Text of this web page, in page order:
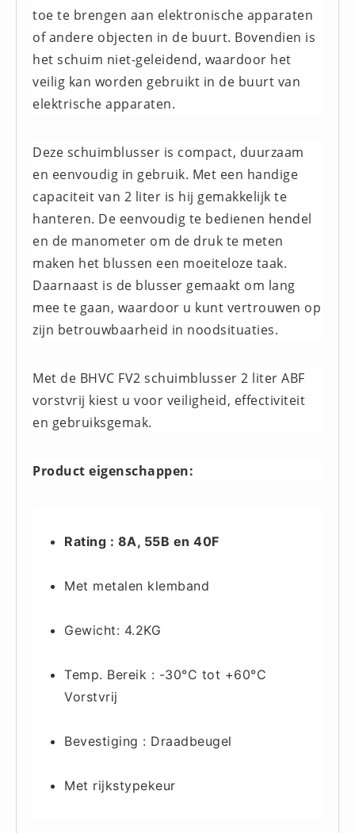
Huidverzorging (5)
Koud - Warm kompressen (3)
Overige (1)
Spieren en gewrichten (0)
Teken - Beten sets (5)
Eerste Hulp Paneel (0)
Evacuatie (19)
Noodkoffer (0)
Noodverlichting (1)
Stoelen (5)
Zaklampen (9)
Keurmeester NEN-3140 (1)
Kliklijsten en vitrines
Kliklijsten en vitrines (2)
Lesboeken - Algemeen (10)
Medicatie (0)
Noodproducten (5)
Brand (9)
Verslikken en verstikken (1)
Pictogrammen
toe te brengen aan elektronische apparaten
of andere objecten in de buurt. Bovendien is
het schuim niet-geleidend, waardoor het
veilig kan worden gebruikt in de buurt van
elektrische apparaten.
Deze schuimblusser is compact, duurzaam
en eenvoudig in gebruik. Met een handige
capaciteit van 2 liter is hij gemakkelijk te
hanteren. De eenvoudig te bedienen hendel
en de manometer om de druk te meten
maken het blussen een moeiteloze taak.
Daarnaast is de blusser gemaakt om lang
mee te gaan, waardoor u kunt vertrouwen op
zijn betrouwbaarheid in noodsituaties.
Met de BHVC FV2 schuimblusser 2 liter ABF
vorstvrij kiest u voor veiligheid, effectiviteit
en gebruiksgemak.
Product eigenschappen:
Rating : 8A, 55B en 40F
Met metalen klemband
Gewicht: 4.2KG
Temp. Bereik : -30°C tot +60°C
Vorstvrij
Bevestiging : Draadbeugel
Met rijkstypekeur